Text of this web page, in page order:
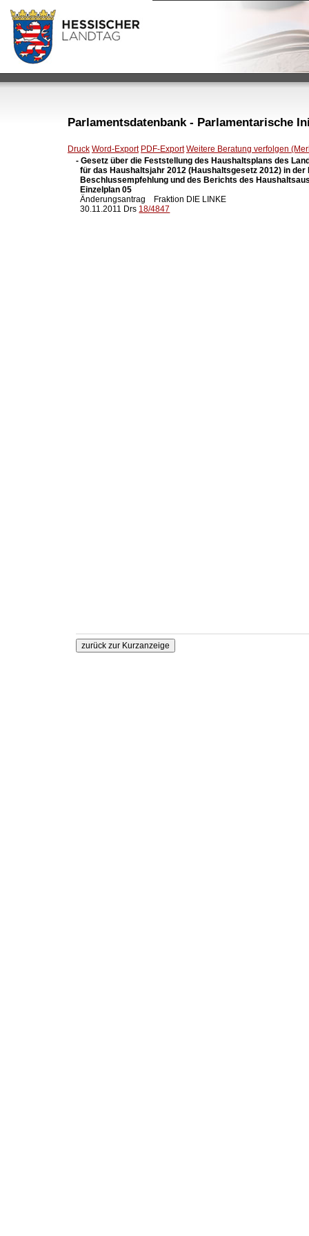
Parlamentsdatenbank - Parlamentarische
Druck Word-Export PDF-Export Weitere Beratung verfolgen
- Gesetz über die Feststellung des Haushaltsplans des
für das Haushaltsjahr 2012 (Haushaltsgesetz 2012) in
Beschlussempfehlung und des Berichts des
  Einzelplan 05
Änderungsantrag    Fraktion DIE LINKE
  30.11.2011 Drs
18/4847